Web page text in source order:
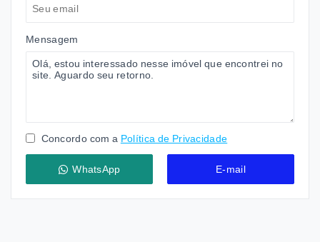
Mensagem
Concordo com a Política de Privacidade
WhatsApp E-mail